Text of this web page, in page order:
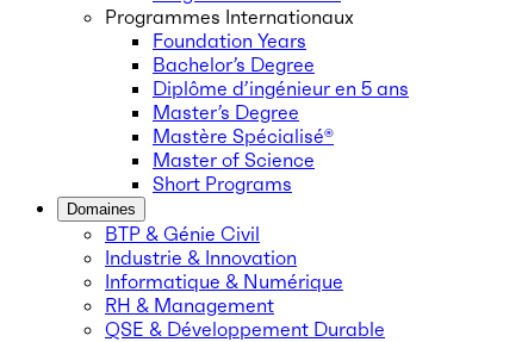
Programmes Internationaux
Foundation Years
Bachelor’s Degree
Diplôme d’ingénieur en 5 ans
Master’s Degree
Mastère Spécialisé®
Master of Science
Short Programs
Domaines
BTP & Génie Civil
Industrie & Innovation
Informatique & Numérique
RH & Management
QSE & Développement Durable